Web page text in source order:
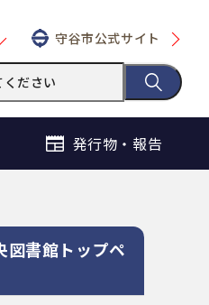
守谷市公式サイト
発行物・報告
図書館トップペ